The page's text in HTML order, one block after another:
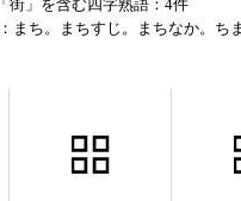
「街」を含む四字熟語：4件
まち。まちすじ。まちなか。ち